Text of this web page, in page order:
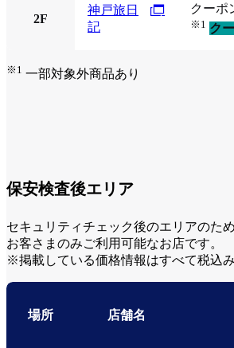
2F
神戸旅日
記
クーポ
※1 ク
※1 一部対象外商品あり
保安検査後エリア
セキュリティチェック後のエリアのた
お客さまのみご利用可能なお店です。
※掲載している価格情報はすべて税込み
場所 店舗名